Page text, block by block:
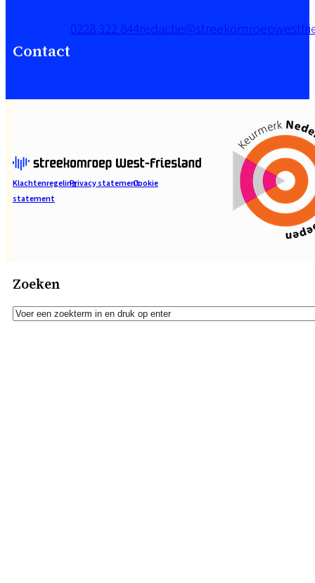
Contact
0228 322 844
KlachtenregelingPrivacy statementCookie
statement
Zoeken
Zoeken